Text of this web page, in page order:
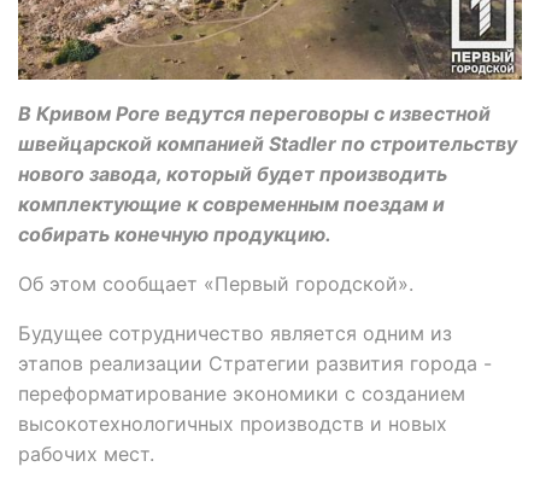
В Кривом Роге ведутся переговоры с известной
швейцарской компанией Stadler по строительству
нового завода, который будет производить
комплектующие к современным поездам и
собирать конечную продукцию.
Об этом сообщает «Первый городской».
Будущее сотрудничество является одним из
этапов реализации Стратегии развития города -
переформатирование экономики с созданием
высокотехнологичных производств и новых
рабочих мест.